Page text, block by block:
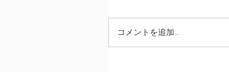
コメントを追加…